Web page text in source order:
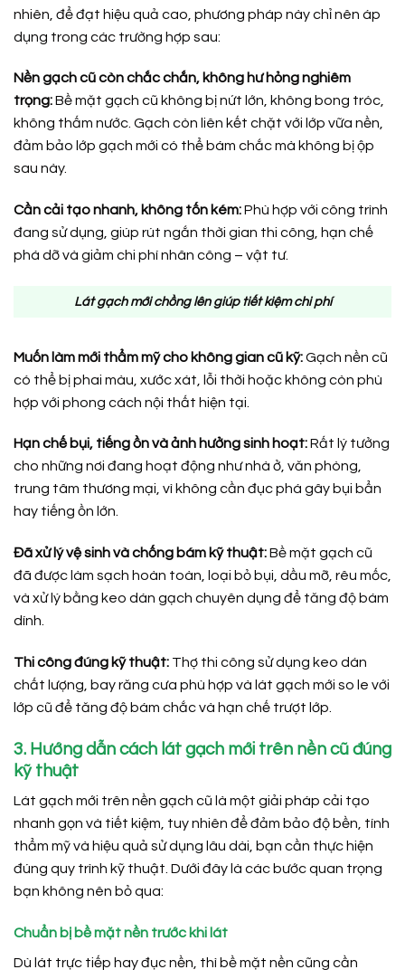
nhiên, để đạt hiệu quả cao, phương pháp này chỉ nên áp
dụng trong các trường hợp sau:
Nền gạch cũ còn chắc chắn, không hư hỏng nghiêm
trọng:Bề mặt gạch cũ không bị nứt lớn, không bong tróc,
không thấm nước. Gạch còn liên kết chặt với lớp vữa nền,
đảm bảo lớp gạch mới có thể bám chắc mà không bị ộp
sau này.
Cần cải tạo nhanh, không tốn kém:Phù hợp với công trình
đang sử dụng, giúp rút ngắn thời gian thi công, hạn chế
phá dỡ và giảm chi phí nhân công – vật tư.
Lát gạch mới chồng lên giúp tiết kiệm chi phí
Muốn làm mới thẩm mỹ cho không gian cũ kỹ:Gạch nền cũ
có thể bị phai màu, xước xát, lỗi thời hoặc không còn phù
hợp với phong cách nội thất hiện tại.
Hạn chế bụi, tiếng ồn và ảnh hưởng sinh hoạt:Rất lý tưởng
cho những nơi đang hoạt động như nhà ở, văn phòng,
trung tâm thương mại, vì không cần đục phá gây bụi bẩn
hay tiếng ồn lớn.
Đã xử lý vệ sinh và chống bám kỹ thuật:Bề mặt gạch cũ
đã được làm sạch hoàn toàn, loại bỏ bụi, dầu mỡ, rêu mốc,
và xử lý bằng keo dán gạch chuyên dụng để tăng độ bám
dính.
Thi công đúng kỹ thuật: Thợ thi công sử dụng keo dán
chất lượng, bay răng cưa phù hợp và lát gạch mới so le với
lớp cũ để tăng độ bám chắc và hạn chế trượt lớp.
3. Hướng dẫn cách lát gạch mới trên nền cũ đúng
kỹ thuật
Lát gạch mới trên nền gạch cũ là một giải pháp cải tạo
nhanh gọn và tiết kiệm, tuy nhiên để đảm bảo độ bền, tính
thẩm mỹ và hiệu quả sử dụng lâu dài, bạn cần thực hiện
đúng quy trình kỹ thuật. Dưới đây là các bước quan trọng
bạn không nên bỏ qua:
Chuẩn bị bề mặt nền trước khi lát
Dù lát trực tiếp hay đục nền, thì bề mặt nền cũng cần